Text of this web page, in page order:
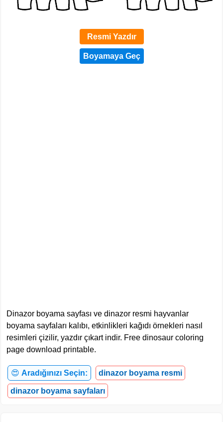
Resmi Yazdır
Dinazor boyama sayfası ve dinazor resmi hayvanlar
boyama sayfaları kalıbı, etkinlikleri kağıdı örnekleri nasıl
resimleri çizilir, yazdır çıkart indir. Free dinosaur coloring
page download printable.
😍 Aradığınızı Seçin: dinazor boyama resmi
dinazor boyama sayfaları